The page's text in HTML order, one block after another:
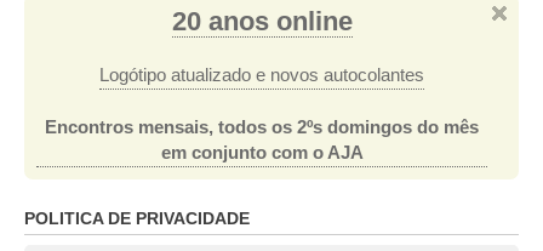
20 anos online
Logótipo atualizado e novos autocolantes
Encontros mensais, todos os 2ºs domingos do mês
em conjunto com o AJA
POLITICA DE PRIVACIDADE